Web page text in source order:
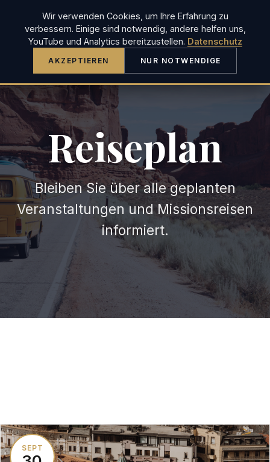
Wir verwenden Cookies, um Ihre Erfahrung zu
verbessern. Einige sind notwendig, andere helfen uns,
YouTube und Analytics bereitzustellen. Datenschutz
AKZEPTIEREN NUR NOTWENDIGE
JUSTIN LONG
Reiseplan
Bleiben Sie über alle geplanten
Veranstaltungen und Missionsreisen
informiert.
SEPT